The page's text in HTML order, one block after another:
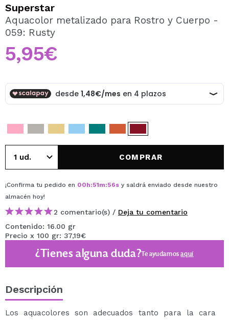
Al crear una cuenta en Maquillalia.com podrás realizar
tus compras rápidamente, revisar el estado de tus
Superstar
Aquacolor metalizado para Rostro y Cuerpo -
059: Rusty
5,95€
COMPRAR
¡Confirma tu pedido en 00h:51m:56s y saldrá enviado desde nuestro
almacén hoy!
2 comentario(s) / Deja tu comentario
Contenido: 16.00 gr
Precio x 100 gr: 37,19€
¿Tienes alguna duda?Te ayudamosaquí
Descripción
Los aquacolores son adecuados tanto para la cara